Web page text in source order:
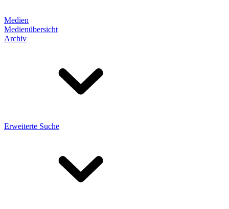
Medien
Medienübersicht
Archiv
Erweiterte Suche